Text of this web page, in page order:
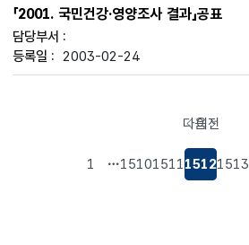
「2001. 국민건강·영양조사 결과」공표
2003-02-24
이전
페이지로
이동
1 1510151115121513
다음페이지로
이동